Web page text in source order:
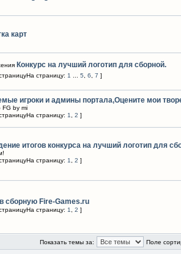
карт
Конкурс на лучший логотип для сборной.
На страницу: 1 5 6 7 ]
игроки и админы портала,Оцените мои
FG by mi
На страницу: 1 2 ]
итогов конкурса на лучший логотип для
На страницу: 1 2 ]
сборную Fire-Games.ru
На страницу: 1 2 ]
Показать темы за: Поле